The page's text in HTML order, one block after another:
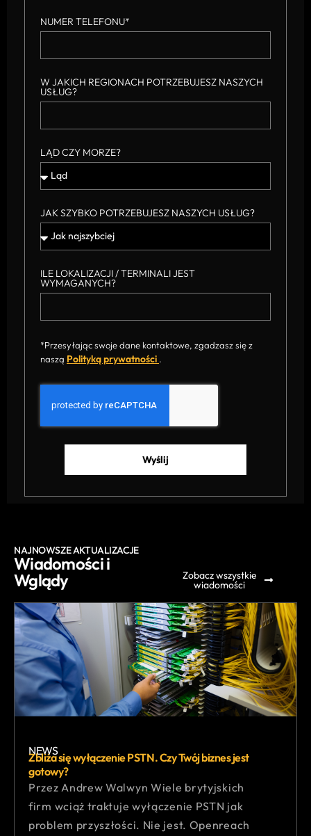
NUMER TELEFONU*
W JAKICH REGIONACH POTRZEBUJESZ NASZYCH
USŁUG?
LĄD CZY MORZE?
JAK SZYBKO POTRZEBUJESZ NASZYCH USŁUG?
ILE LOKALIZACJI / TERMINALI JEST
WYMAGANYCH?
*Przesyłając swoje dane kontaktowe, zgadzasz się z
naszą Polityką prywatności .
Wyślij
NAJNOWSZE AKTUALIZACJE
Wiadomości i
Wglądy
Zobacz wszystkie
wiadomości
NEWS
Zbliża się wyłączenie PSTN. Czy Twój biznes jest
gotowy?
Przez Andrew Walwyn Wiele brytyjskich
firm wciąż traktuje wyłączenie PSTN jak
problem przyszłości. Nie jest. Openreach